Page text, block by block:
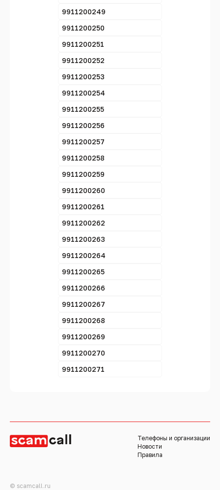
9911200249
9911200250
9911200251
9911200252
9911200253
9911200254
9911200255
9911200256
9911200257
9911200258
9911200259
9911200260
9911200261
9911200262
9911200263
9911200264
9911200265
9911200266
9911200267
9911200268
9911200269
9911200270
9911200271
Телефоны и организации
Новости
Правила
© scamcall.ru